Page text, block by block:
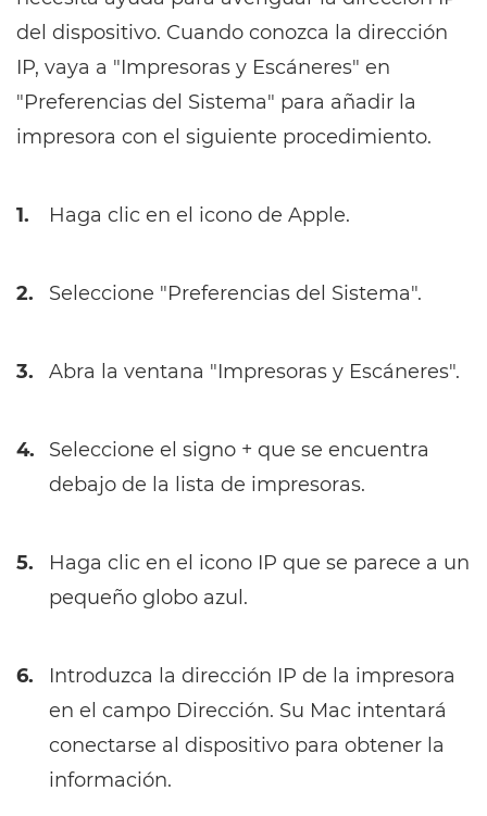
del dispositivo. Cuando conozca la dirección
IP, vaya a "Impresoras y Escáneres" en
"Preferencias del Sistema" para añadir la
impresora con el siguiente procedimiento.
1. Haga clic en el icono de Apple.
2. Seleccione "Preferencias del Sistema".
3. Abra la ventana "Impresoras y Escáneres".
4.
Seleccione el signo + que se encuentra
debajo de la lista de impresoras.
5.
Haga clic en el icono IP que se parece a un
pequeño globo azul.
6.
Introduzca la dirección IP de la impresora
en el campo Dirección. Su Mac intentará
conectarse al dispositivo para obtener la
información.